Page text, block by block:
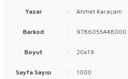
Yazar : Ahmet Karaçam
Barkod : 9786055448000
Boyut : 20x19
Sayfa Sayısı : 1000